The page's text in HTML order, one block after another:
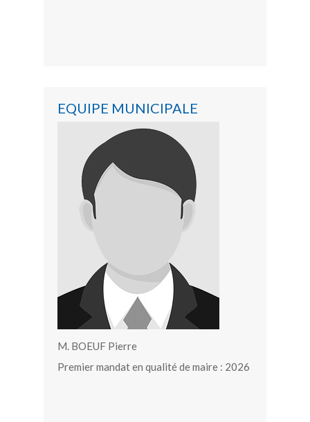
EQUIPE MUNICIPALE
M. BOEUF Pierre
Premier mandat en qualité de maire : 2026